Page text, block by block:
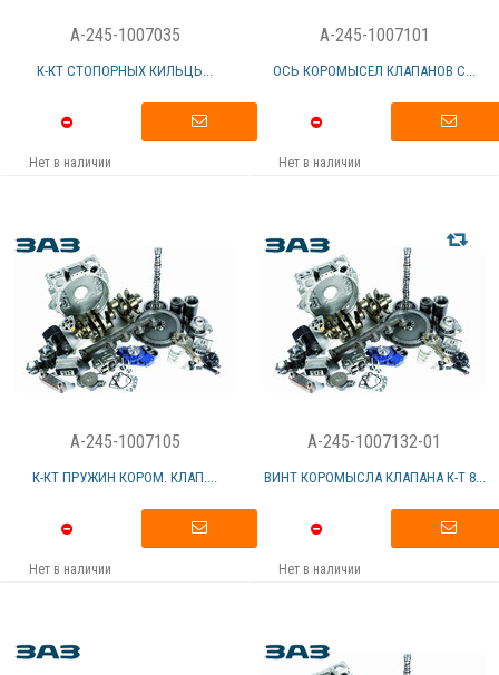
A-245-1007035
К-КТ СТОПОРНЫХ КИЛЬЦЬ...
Нет в наличии
A-245-1007101
ОСЬ КОРОМЫСЕЛ КЛАПАНОВ С...
Нет в наличии
A-245-1007105
К-КТ ПРУЖИН КОРОМ. КЛАП....
Нет в наличии
A-245-1007132-01
ВИНТ КОРОМЫСЛА КЛАПАНА К-Т 8...
Нет в наличии